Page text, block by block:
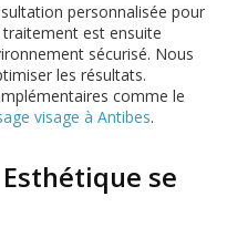
personnalisée pour
est ensuite
sécurisé. Nous
les résultats.
comme le
visage à Antibes.
se